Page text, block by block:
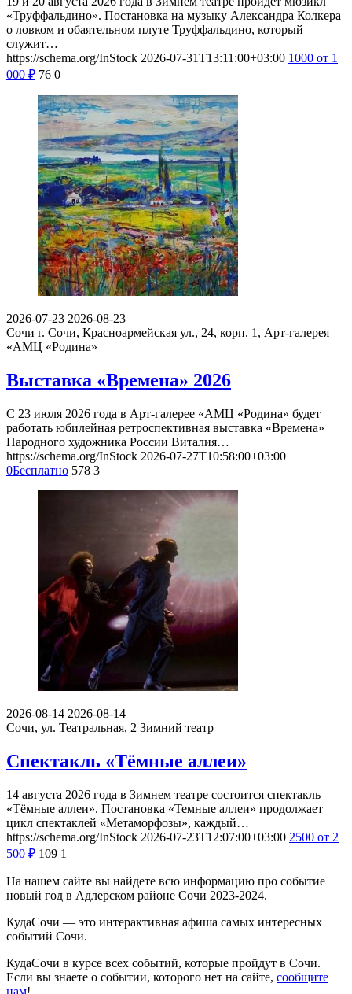
«Труффальдино». Постановка на музыку Александра Колкера
о ловком и обаятельном плуте Труффальдино, который
служит…
https://schema.org/InStock 2026-07-31T13:11:00+03:00 1000 от 1
000 ₽ 76 0
2026-07-23 2026-08-23
Сочи г. Сочи, Красноармейская ул., 24, корп. 1, Арт-галерея
«АМЦ «Родина»
Выставка «Времена» 2026
С 23 июля 2026 года в Арт-галерее «АМЦ «Родина» будет
работать юбилейная ретроспективная выставка «Времена»
Народного художника России Виталия…
https://schema.org/InStock 2026-07-27T10:58:00+03:00
0Бесплатно 578 3
2026-08-14 2026-08-14
Сочи, ул. Театральная, 2 Зимний театр
Спектакль «Тёмные аллеи»
14 августа 2026 года в Зимнем театре состоится спектакль
«Тёмные аллеи». Постановка «Темные аллеи» продолжает
цикл спектаклей «Метаморфозы», каждый…
https://schema.org/InStock 2026-07-23T12:07:00+03:00 2500 от 2
500 ₽ 109 1
На нашем сайте вы найдете всю информацию про событие
новый год в Адлерском районе Сочи 2023-2024.
КудаСочи — это интерактивная афиша самых интересных
событий Сочи.
КудаСочи в курсе всех событий, которые пройдут в Сочи.
Если вы знаете о событии, которого нет на сайте, сообщите
нам!